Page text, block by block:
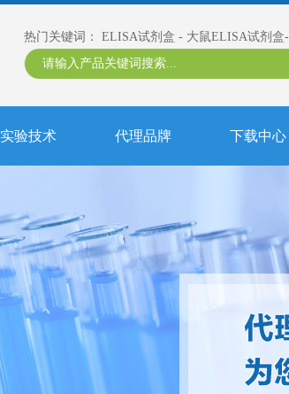
热门关键词： ELISA试剂盒 - 大鼠ELISA试剂盒-
实验技术 代理品牌 下载中心